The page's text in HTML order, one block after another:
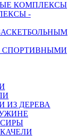
КОМПЛЕКСЫ
-
ИЗ ДЕРЕВА